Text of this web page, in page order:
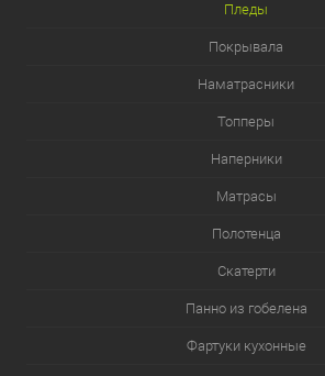
Пледы
Покрывала
Наматрасники
Топперы
Наперники
Матрасы
Полотенца
Скатерти
Панно из гобелена
Фартуки кухонные